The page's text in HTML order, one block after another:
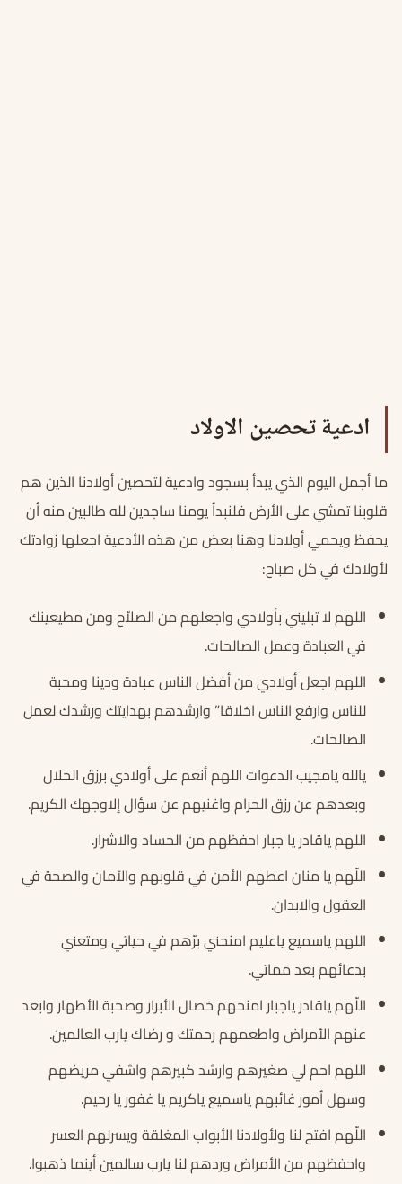
ادعية تحصين الاولاد
ما أجمل اليوم الذي يبدأ بسجود وادعية لتحصين أولادنا الذين هم
قلوبنا تمشي على الأرض فلنبدأ يومنا ساجدين لله طالبين منه أن
يحفظ ويحمي أولادنا وهنا بعض من هذه الأدعية اجعلها زوادتك
لأولادك في كل صباح:
اللهم لا تبليني بأولادي واجعلهم من الصلاّح ومن مطيعينك
في العبادة وعمل الصالحات.
اللهم اجعل أولادي من أفضل الناس عبادة ودينا ومحبة
للناس وارفع الناس اخلاقا” وارشدهم بهدايتك ورشدك لعمل
الصالحات.
يالله يامجيب الدعوات اللهم أنعم على أولادي برزق الحلال
وبعدهم عن رزق الحرام واغنيهم عن سؤال إلاوجهك الكريم.
اللهم ياقادر يا جبار احفظهم من الحساد والاشرار.
اللّهم يا منان اعطهم الأمن في قلوبهم والآمان والصحة في
العقول والابدان.
اللهم ياسميع ياعليم امنحني برّهم في حياتي ومتعني
بدعائهم بعد مماتي.
اللّهم ياقادر ياجبار امنحهم خصال الأبرار وصحبة الأطهار وابعد
عنهم الأمراض واطعمهم رحمتك و رضاك يارب العالمين.
اللهم احم لي صغيرهم وارشد كبيرهم واشفي مريضهم
وسهل أمور غائبهم ياسميع ياكريم يا غفور يا رحيم.
اللّهم افتح لنا ولأولادنا الأبواب المغلقة ويسرلهم العسر
واحفظهم من الأمراض وردهم لنا يارب سالمين أينما ذهبوا.